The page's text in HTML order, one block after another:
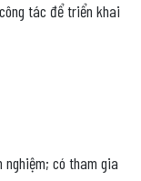
tác để triển khai
nghiệm; có tham gia